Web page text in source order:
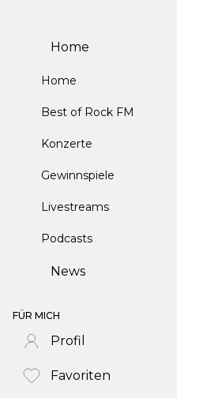
Home
Home
Best of Rock FM
Konzerte
Gewinnspiele
Livestreams
Podcasts
News
FÜR MICH
Profil
Favoriten